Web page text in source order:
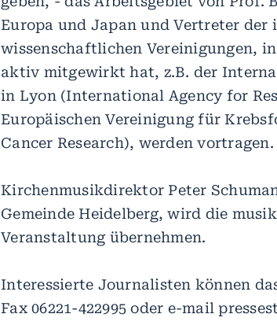
Europa und Japan und Vertreter
wissenschaftlichen Vereinigungen,
aktiv mitgewirkt hat, z.B. der
in Lyon (International Agency for
Europäischen Vereinigung für
Cancer Research), werden vortragen.
Kirchenmusikdirektor Peter
Gemeinde Heidelberg, wird die
Veranstaltung übernehmen.
Interessierte Journalisten können
Fax 06221-422995 oder e-mail